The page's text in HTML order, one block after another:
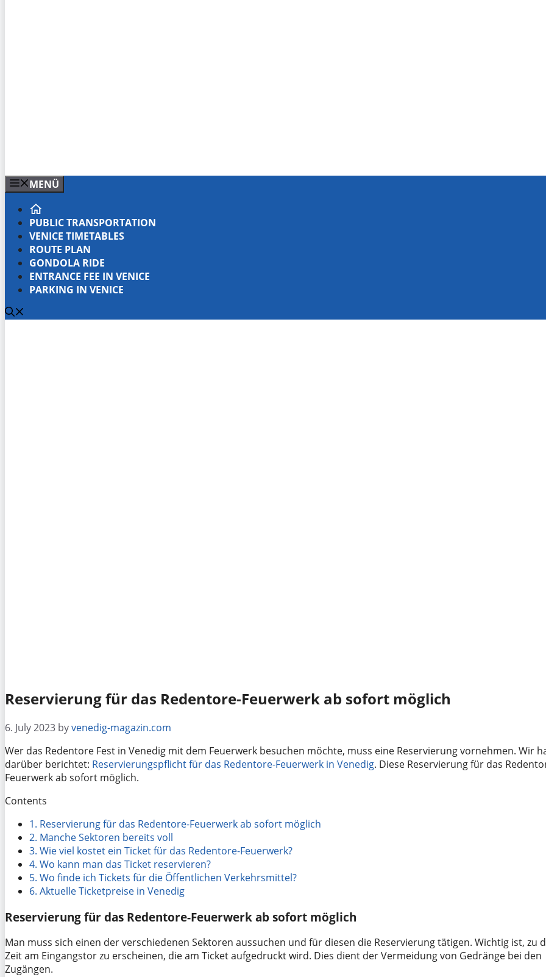
MENÜ
PUBLIC TRANSPORTATION
VENICE TIMETABLES
ROUTE PLAN
GONDOLA RIDE
ENTRANCE FEE IN VENICE
PARKING IN VENICE
Reservierung für das Redentore-Feuerwerk ab sofort möglich
6. July 2023 byvenedig-magazin.com
Wer das Redentore Fest in Venedig mit dem Feuerwerk besuchen möchte, muss eine Reservierung vornehmen. Wir
darüber berichtet: Reservierungspflicht für das Redentore-Feuerwerk in Venedig. Diese Reservierung für das
Feuerwerk ab sofort möglich.
Contents
1. Reservierung für das Redentore-Feuerwerk ab sofort möglich
2. Manche Sektoren bereits voll
3. Wie viel kostet ein Ticket für das Redentore-Feuerwerk?
4. Wo kann man das Ticket reservieren?
5. Wo finde ich Tickets für die Öffentlichen Verkehrsmittel?
6. Aktuelle Ticketpreise in Venedig
Reservierung für das Redentore-Feuerwerk ab sofort möglich
Man muss sich einen der verschiedenen Sektoren aussuchen und für diesen die Reservierung tätigen. Wichtig ist, zu
Zeit am Eingangstor zu erscheinen, die am Ticket aufgedruckt wird. Dies dient der Vermeidung von Gedränge bei den
Zugängen.